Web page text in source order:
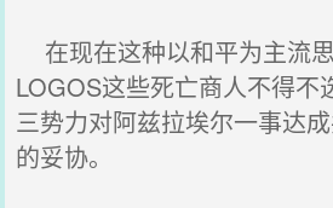
在现在这种以和平为主流思
LOGOS这些死亡商人不得不
三势力对阿兹拉埃尔一事达
的妥协。